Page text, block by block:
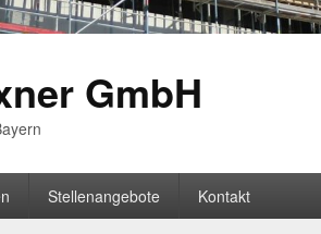
GmbH
Stellenangebote Kontakt